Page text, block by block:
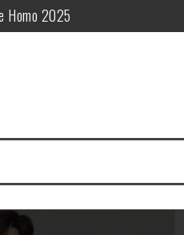
Homo 2025
brand
Speciale